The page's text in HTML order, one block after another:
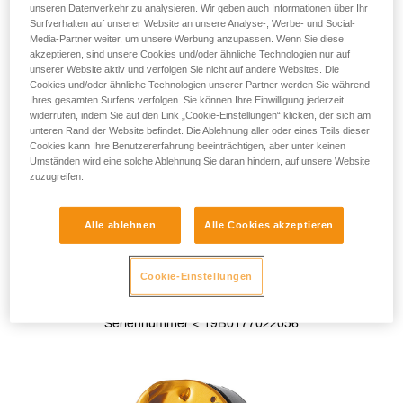
I’D S < 2019
Seriennummer < 19B0177022056
unseren Datenverkehr zu analysieren. Wir geben auch Informationen über Ihr
Surfverhalten auf unserer Website an unsere Analyse-, Werbe- und Social-
Media-Partner weiter, um unsere Werbung anzupassen. Wenn Sie diese
akzeptieren, sind unsere Cookies und/oder ähnliche Technologien nur auf
unserer Website aktiv und verfolgen Sie nicht auf andere Websites. Die
Cookies und/oder ähnliche Technologien unserer Partner werden Sie während
Ihres gesamten Surfens verfolgen. Sie können Ihre Einwilligung jederzeit
widerrufen, indem Sie auf den Link „Cookie-Einstellungen“ klicken, der sich am
unteren Rand der Website befindet. Die Ablehnung aller oder eines Teils dieser
Cookies kann Ihre Benutzererfahrung beeinträchtigen, aber unter keinen
Umständen wird eine solche Ablehnung Sie daran hindern, auf unsere Website
zuzugreifen.
Alle ablehnen Alle Cookies akzeptieren
Cookie-Einstellungen